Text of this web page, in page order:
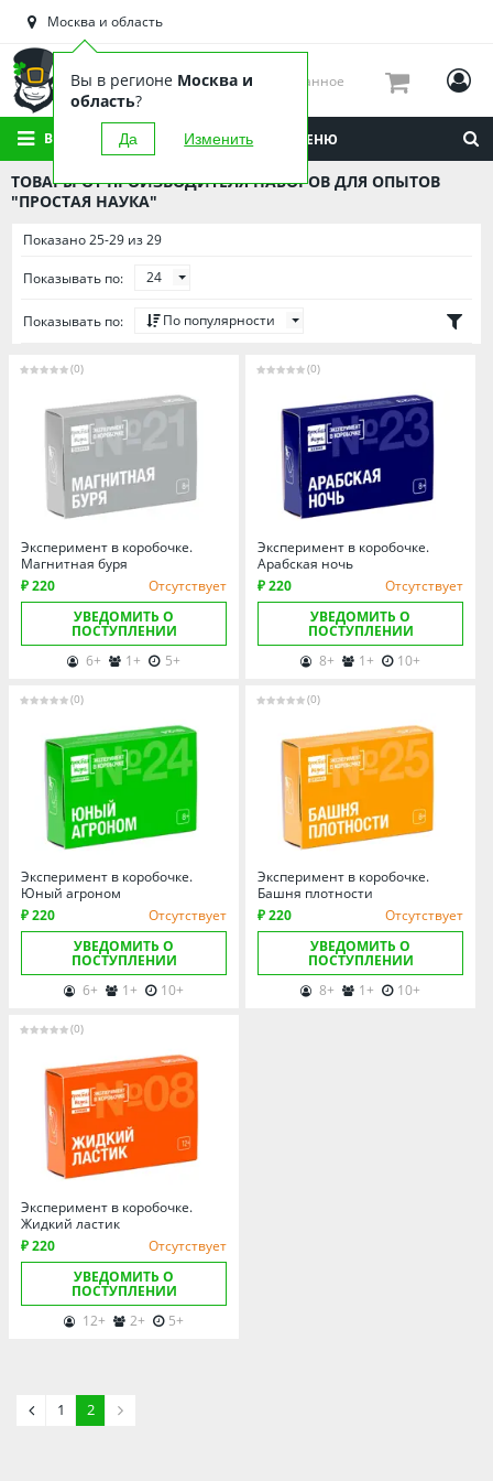
Башкортостан
Брянская область
Вологодская область
Воронежская область
Иркутская область
Калининградская область
Кировская область
Липецкая область
Мордовия
Москва и область
Нижегородская область
Новосибирская область
Омская область
Пензенская область
Пермский край
Ростовская область
Рязанская область
Санкт-Петербург и область
Самарская область
Саратовская область
Свердловская область
Смоленская область
Тамбовская область
Татарстан
Тверская область
Томская область
Тюменская область
Удмуртия
Ульяновская область
Москва и область
Вы в регионе Москва и
область?
Да Изменить
Избранное
ВСЕ КАТЕГОРИИ МЕНЮ
ТОВАРЫ ОТ ПРОИЗВОДИТЕЛЯ НАБОРОВ ДЛЯ ОПЫТОВ
"ПРОСТАЯ НАУКА"
Показано 25-29 из 29
Показывать по: 24
Показывать по: По популярности
(0)
Эксперимент в коробочке.
Магнитная буря
₽ 220
Отсутствует
УВЕДОМИТЬ О
ПОСТУПЛЕНИИ
6+
1+ 5+
(0)
Эксперимент в коробочке.
Арабская ночь
₽ 220
Отсутствует
УВЕДОМИТЬ О
ПОСТУПЛЕНИИ
8+
1+ 10+
(0)
Эксперимент в коробочке.
Юный агроном
₽ 220
Отсутствует
УВЕДОМИТЬ О
ПОСТУПЛЕНИИ
6+
1+ 10+
(0)
Эксперимент в коробочке.
Башня плотности
₽ 220
Отсутствует
УВЕДОМИТЬ О
ПОСТУПЛЕНИИ
8+
1+ 10+
(0)
Эксперимент в коробочке.
Жидкий ластик
₽ 220
Отсутствует
УВЕДОМИТЬ О
ПОСТУПЛЕНИИ
12+
2+ 5+
1 2